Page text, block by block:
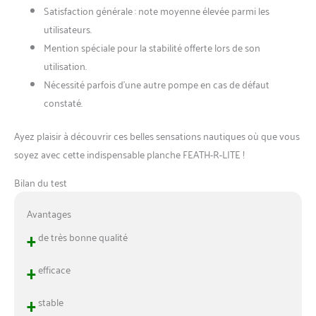
Satisfaction générale : note moyenne élevée parmi les
utilisateurs.
Mention spéciale pour la stabilité offerte lors de son
utilisation.
Nécessité parfois d’une autre pompe en cas de défaut
constaté.
Ayez plaisir à découvrir ces belles sensations nautiques où que vous
soyez avec cette indispensable planche FEATH-R-LITE !
Bilan du test
Avantages
+de très bonne qualité
+efficace
+stable